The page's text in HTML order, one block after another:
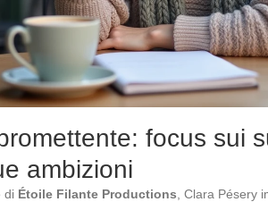
focus sui
ambizioni
di Étoile Filante Productions , Clara Pésery